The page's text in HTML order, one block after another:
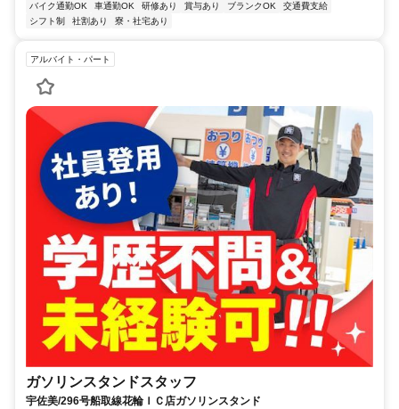
バイク通勤OK 車通勤OK 研修あり 賞与あり ブランクOK
交通費支給
シフト制
社割あり 寮・社宅あり
アルバイト・パート
ガソリンスタンドスタッフ
宇佐美/296号船取線花輪ＩＣ店ガソリンスタンド